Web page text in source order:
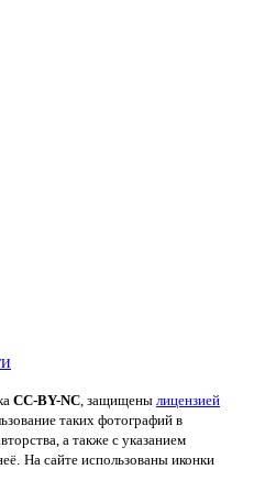
CC-BY-NC , защищены лицензией
таких фотографий в
а также с указанием
На сайте использованы иконки